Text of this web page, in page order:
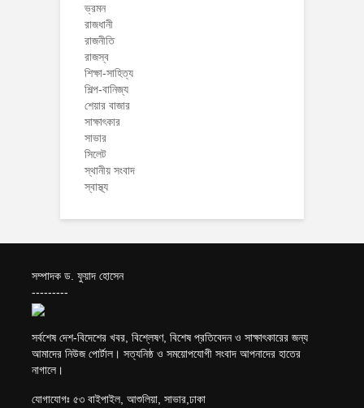
ভ্রমন
রাজধানী
রাজনীতি
রাজস্ব
শিক্ষা-সাহিত্য
শিল্প-বানিজ্য
শেয়ার বাজার
সাক্ষাৎকার
সাভার
সিলেট
স্থানীয় সংবাদ
স্বাস্থ্য
সম্পাদক ড. ফুয়াদ হোসেন
---------
সর্বশেষ দেশ-বিদেশের খবর, বিশ্লেষণ, বিশেষ প্রতিবেদন ও সাক্ষাৎকারের জন্য
আমাদের নিউজ পোর্টাল। সত্যনিষ্ঠ ও সময়োপযোগী সংবাদ আপনাদের হাতের
নাগালে।
যোগাযোগঃ ৫৩ বাইপাইল, আশুলিয়া, সাভার,ঢাকা